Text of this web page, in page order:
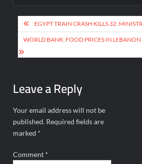
Post
navigation
EGYPT TRAIN CRASH KILLS 32:
WORLD BANK: FOOD PRICES IN
Leave a Reply
Your email address will not be
published. Required fields are
marked *
Comment *